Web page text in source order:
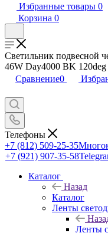
Избранные товары 0
Корзина 0
Светильник подвесной
46W Day4000 BK
Сравнение0
Телефоны
+7 (812) 509-25-35
+7 (921) 907-35-58
Каталог
Назад
Каталог
Ленты
Ленты